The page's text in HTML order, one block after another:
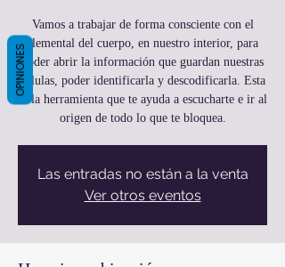
Vamos a trabajar de forma consciente con el
elemental del cuerpo, en nuestro interior, para
poder abrir la información que guardan nuestras
células, poder identificarla y descodificarla. Esta
es la herramienta que te ayuda a escucharte e ir al
origen de todo lo que te bloquea.
Las entradas no están a la venta
Ver otros eventos
OPINIONES